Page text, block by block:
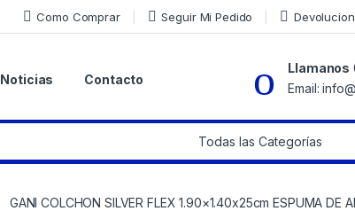
Como Comprar Seguir Mi Pedido
Noticias Contacto
Llamanos
Email:
GANI COLCHON SILVER FLEX 1.90×1.40x25cm ESPUMA DE